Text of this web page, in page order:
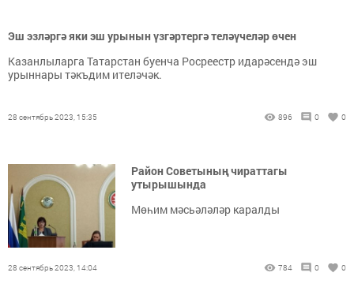
Эш эзләргә яки эш урынын үзгәртергә теләүчеләр өчен
Казанлыларга Татарстан буенча Росреестр идарәсендә эш
урыннары тәкъдим ителәчәк.
28 сентябрь 2023, 15:35 896 0 0
Район Советының чираттагы
утырышында
Мөһим мәсьәләләр каралды
28 сентябрь 2023, 14:04 784 0 0